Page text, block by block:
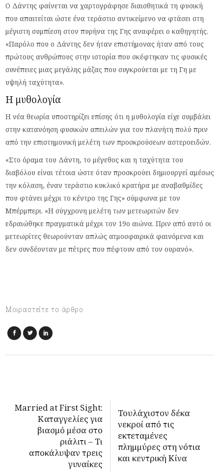
Ο Δάντης φαίνεται να χαρτογράφησε διαισθητικά τη φυσική
που απαιτείται ώστε ένα τεράστιο αντικείμενο να φτάσει στη
μέγιστη συμπίεση στον πυρήνα της Γης αναφέρει ο καθηγητής.
«Παρόλο που ο Δάντης δεν ήταν επιστήμονας ήταν από τους
πρώτους ανθρώπους στην ιστορία που σκέφτηκαν τις φυσικές
συνέπειες μιας μεγάλης μάζας που συγκρούεται με τη Γη με
υψηλή ταχύτητα».
Η μυθολογία
Η νέα θεωρία υποστηρίζει επίσης ότι η μυθολογία είχε συμβάλει
στην κατανόηση φυσικών απειλών για τον πλανήτη πολύ πριν
από την επιστημονική μελέτη των προσκρούσεων αστεροειδών.
«Στο όραμα του Δάντη, το μέγεθος και η ταχύτητα του
διαβόλου είναι τέτοια ώστε όταν προσκρούει δημιουργεί αμέσως
την κόλαση, έναν τεράστιο κυκλικό κρατήρα με αναβαθμίδες
που φτάνει μέχρι το κέντρο της Γης» σύμφωνα με τον
Μπέρμπερι. «Η σύγχρονη μελέτη των μετεωριτών δεν
εδραιώθηκε πραγματικά μέχρι τον 19ο αιώνα. Πριν από αυτό οι
μετεωρίτες θεωρούνταν απλώς ατμοσφαιρικά φαινόμενα και
δεν συνδέονταν με πέτρες που πέφτουν από τον ουρανό».
Μοιραστείτε το άρθρο
Married at First Sight:
Καταγγελίες για
βιασμό μέσα στο
ριάλιτι – Τι
αποκάλυψαν τρεις
γυναίκες
Τουλάχιστον δέκα
νεκροί από τις
εκτεταμένες
πλημμύρες στη νότια
και κεντρική Κίνα